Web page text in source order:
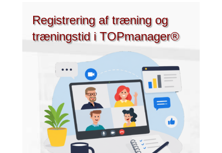
Registrering af træning og
træningstid i TOPmanager®